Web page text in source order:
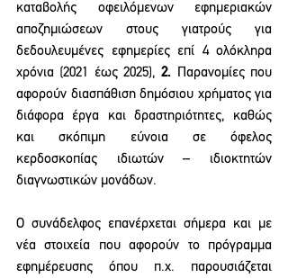
καταβολής οφειλόμενων εφημεριακών
αποζημιώσεων στους γιατρούς για
δεδουλευμένες εφημερίες επί 4 ολόκληρα
χρόνια (2021 έως 2025), 2. Παρανομίες που
αφορούν διασπάθιση δημόσιου χρήματος για
διάφορα έργα και δραστηριότητες, καθώς
και σκόπιμη εύνοια σε όφελος
κερδοσκοπίας ιδιωτών – ιδιοκτητών
διαγνωστικών μονάδων.
Ο συνάδελφος επανέρχεται σήμερα και με
νέα στοιχεία που αφορούν το πρόγραμμα
εφημέρευσης όπου π.χ. παρουσιάζεται